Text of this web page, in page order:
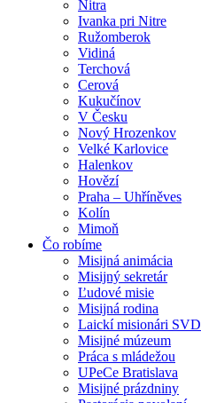
Nitra
Ivanka pri Nitre
Ružomberok
Vidiná
Terchová
Cerová
Kukučínov
V Česku
Nový Hrozenkov
Velké Karlovice
Halenkov
Hovězí
Praha – Uhříněves
Kolín
Mimoň
Čo robíme
Misijná animácia
Misijný sekretár
Ľudové misie
Misijná rodina
Laickí misionári SVD
Misijné múzeum
Práca s mládežou
UPeCe Bratislava
Misijné prázdniny